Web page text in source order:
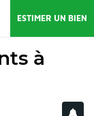
ESTIMER UN BIEN
à